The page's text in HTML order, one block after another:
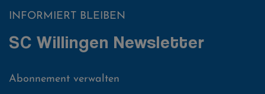
INFORMIERT BLEIBEN
SC Willingen Newsletter
Abonnement verwalten